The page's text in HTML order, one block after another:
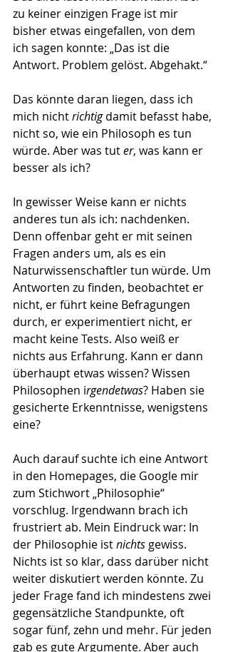
zu keiner einzigen Frage ist mir
bisher etwas eingefallen, von dem
ich sagen konnte: „Das ist die
Antwort. Problem gelöst. Abgehakt.“
Das könnte daran liegen, dass ich
mich nicht richtig damit befasst habe,
nicht so, wie ein Philosoph es tun
würde. Aber was tut er, was kann er
besser als ich?
In gewisser Weise kann er nichts
anderes tun als ich: nachdenken.
Denn offenbar geht er mit seinen
Fragen anders um, als es ein
Naturwissenschaftler tun würde. Um
Antworten zu finden, beobachtet er
nicht, er führt keine Befragungen
durch, er experimentiert nicht, er
macht keine Tests. Also weiß er
nichts aus Erfahrung. Kann er dann
überhaupt etwas wissen? Wissen
Philosophen irgendetwas? Haben sie
gesicherte Erkenntnisse, wenigstens
eine?
Auch darauf suchte ich eine Antwort
in den Homepages, die Google mir
zum Stichwort „Philosophie“
vorschlug. Irgendwann brach ich
frustriert ab. Mein Eindruck war: In
der Philosophie ist nichts gewiss.
Nichts ist so klar, dass darüber nicht
weiter diskutiert werden könnte. Zu
jeder Frage fand ich mindestens zwei
gegensätzliche Standpunkte, oft
sogar fünf, zehn und mehr. Für jeden
gab es gute Argumente. Aber auch